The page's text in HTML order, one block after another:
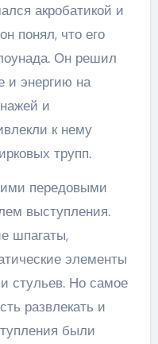
акробатикой и
понял, что его
Он решил
и энергию на
и
к нему
трупп.
передовыми
выступления.
шпагаты,
элементы
стульев. Но самое
развлекать и
были